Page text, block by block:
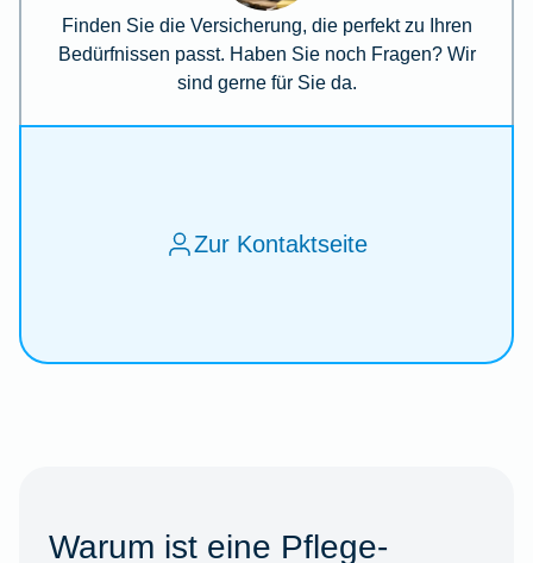
Finden Sie die Versicherung, die perfekt zu Ihren
Bedürfnissen passt. Haben Sie noch Fragen? Wir
sind gerne für Sie da.
Zur Kontaktseite
Warum ist eine Pflege-